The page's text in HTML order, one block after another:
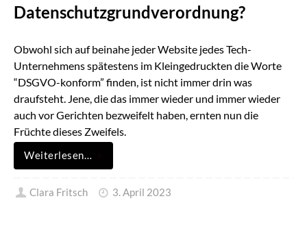
Datenschutzgrundverordnung?
Obwohl sich auf beinahe jeder Website jedes Tech-
Unternehmens spätestens im Kleingedruckten die Worte
“DSGVO-konform” finden, ist nicht immer drin was
draufsteht. Jene, die das immer wieder und immer wieder
auch vor Gerichten bezweifelt haben, ernten nun die
Früchte dieses Zweifels.
Weiterlesen…
Clara Fritsch 3. April 2023